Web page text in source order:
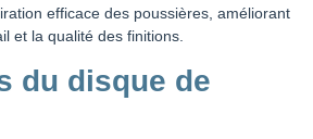
efficace des poussières, améliorant
et la qualité des finitions.
du disque de